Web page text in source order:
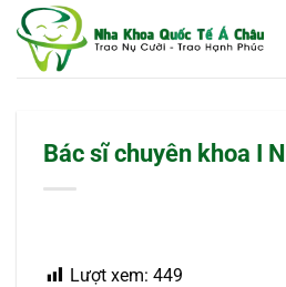
qua
Bác sĩ chuyên khoa I
Lượt xem: 449